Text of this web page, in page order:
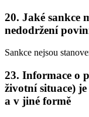
20. Jaké sankce
nedodržení
Sankce nejsou
23. Informace o
životní situace)
a v jiné formě